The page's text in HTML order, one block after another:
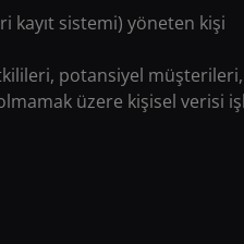
kayıt sistemi) yöneten kişi
potansiyel müşterileri,
üzere kişisel verisi